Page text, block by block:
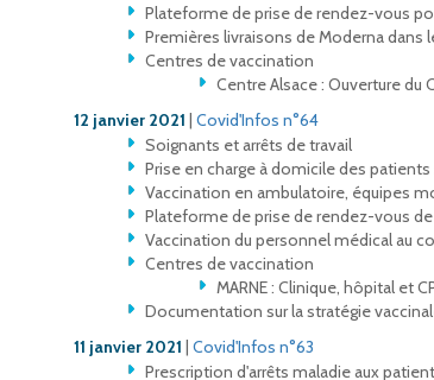
Plateforme de prise de rendez-vous
Premières livraisons de Moderna dans
Centres de vaccination
Centre Alsace : Ouverture du
12 janvier 2021 | Covid'Infos n°64
Soignants et arrêts de travail
Prise en charge à domicile des
Vaccination en ambulatoire, équipes
Plateforme de prise de rendez-vous
Vaccination du personnel médical au
Centres de vaccination
MARNE : Clinique, hôpital et
Documentation sur la stratégie
11 janvier 2021 | Covid'Infos n°63
Prescription d'arrêts maladie aux